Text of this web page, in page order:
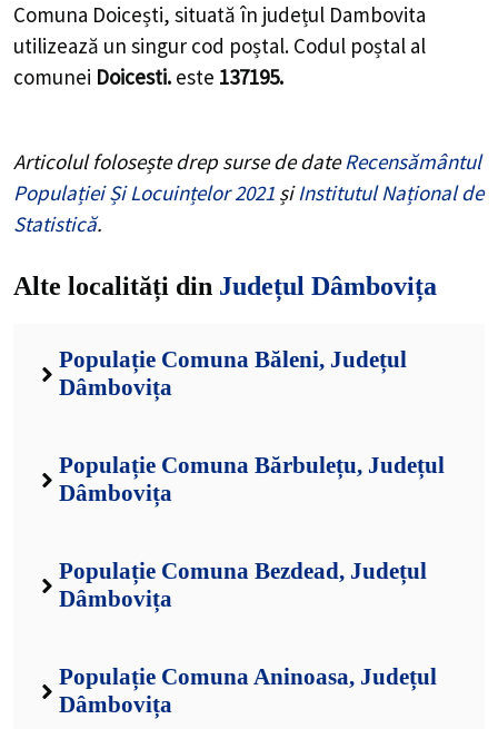
Comuna Doicești, situată în județul Dambovita
utilizează un singur cod poștal. Codul poștal al
comunei Doicesti. este 137195.
Articolul folosește drep surse de dateRecensământul
Populației Și Locuințelor 2021 șiInstitutul Național de
Statistică.
Alte localități din Județul Dâmbovița
Populație Comuna Băleni, Județul
Dâmbovița
Populație Comuna Bărbulețu, Județul
Dâmbovița
Populație Comuna Bezdead, Județul
Dâmbovița
Populație Comuna Aninoasa, Județul
Dâmbovița